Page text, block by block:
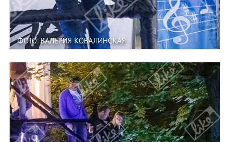
ФОТО: ВАЛЕРИЯ КОВАЛИНСКАЯ